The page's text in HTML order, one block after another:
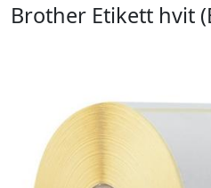
Brother Etikett hvit